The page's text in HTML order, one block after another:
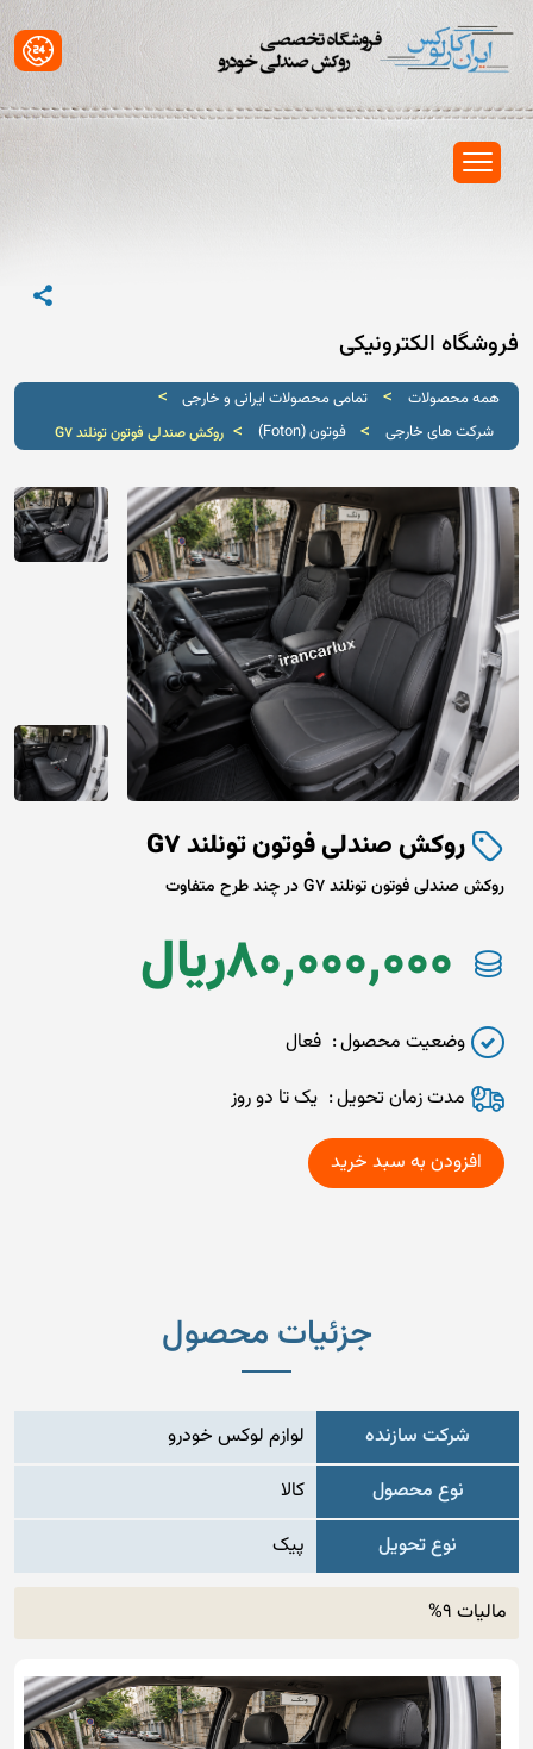
فروشگاه الکترونیکی
همه محصولات > تمامی محصولات ایرانی و خارجی >
شرکت های خارجی > فوتون (Foton) >روکش صندلی فوتون تونلند G7
روکش صندلی فوتون تونلند G7
روکش صندلی فوتون تونلند G7 در چند طرح متفاوت
ريال80,000,000
وضعیت محصول
فعال
مدت زمان تحويل
یک تا دو روز
جزئیات محصول
شرکت سازنده
لوازم لوکس خودرو
نوع محصول
کالا
نوع تحویل
پیک
مالیات 9%